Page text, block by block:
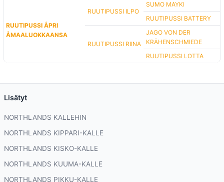
RUUTIPUSSI ÅPRI
ÅMAALUOKKAANSA
RUUTIPUSSI ILPO
SUMO MAYKI
RUUTIPUSSI BATTERY
RUUTIPUSSI RIINA
JAGO VON DER
KRÄHENSCHMIEDE
RUUTIPUSSI LOTTA
Lisätyt
NORTHLANDS KALLEHIN
NORTHLANDS KIPPARI-KALLE
NORTHLANDS KISKO-KALLE
NORTHLANDS KUUMA-KALLE
NORTHLANDS PIKKU-KALLE